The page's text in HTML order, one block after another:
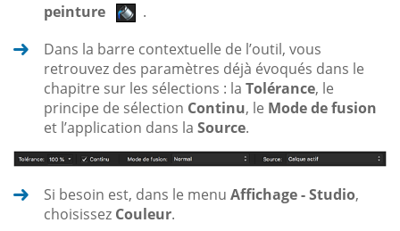
peinture
.
Dans la barre contextuelle de l’outil, vous
retrouvez des paramètres déjà évoqués dans le
chapitre sur les sélections : la Tolérance, le
principe de sélection Continu, le Mode de fusion
et l’application dans la Source.
Si besoin est, dans le menu Affichage - Studio,
choisissez Couleur.